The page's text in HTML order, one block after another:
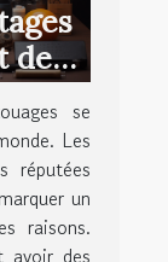
de
se
Les
réputées
un
raisons.
avoir des